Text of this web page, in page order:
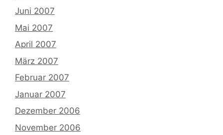
Juni 2007
Mai 2007
April 2007
März 2007
Februar 2007
Januar 2007
Dezember 2006
November 2006